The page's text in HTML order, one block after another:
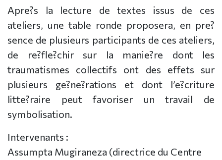
Apre?s la lecture de textes issus de ces
ateliers, une table ronde proposera, en pre?
sence de plusieurs participants de ces ateliers,
de re?fle?chir sur la manie?re dont les
traumatismes collectifs ont des effets sur
plusieurs ge?ne?rations et dont l’e?criture
litte?raire peut favoriser un travail de
symbolisation.
Intervenants :
Assumpta Mugiraneza (directrice du Centre